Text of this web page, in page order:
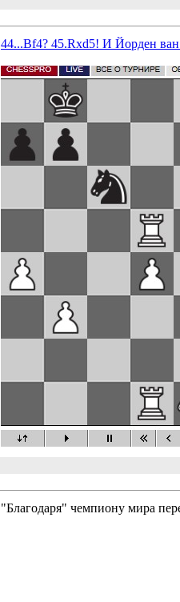
44...Bf4? 45.Rxd5! И Йорден
"Благодаря" чемпиону мира